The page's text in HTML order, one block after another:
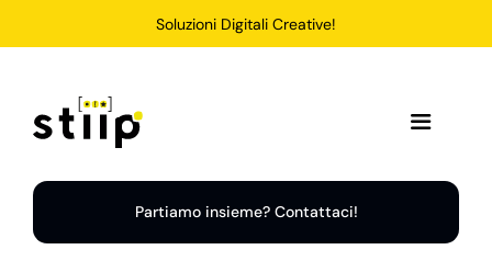
Soluzioni Digitali Creative!
Toggle
Home
Partiamo insieme? Contattaci!